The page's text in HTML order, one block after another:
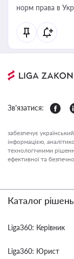
норм права в
Зв'язатися:
забезпечує
інформацією,
технологічними
ефективної та
Каталог рішень
Liga360: Керівник
Liga360: Юрист